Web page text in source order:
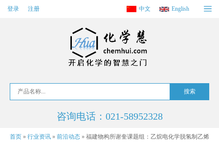
登录 注册 中文 English
咨询电话：021-58952328
首页 » 行业资讯 » 前沿动态 » 福建物构所谢奎课题组：乙烷电化学脱氢制乙烯